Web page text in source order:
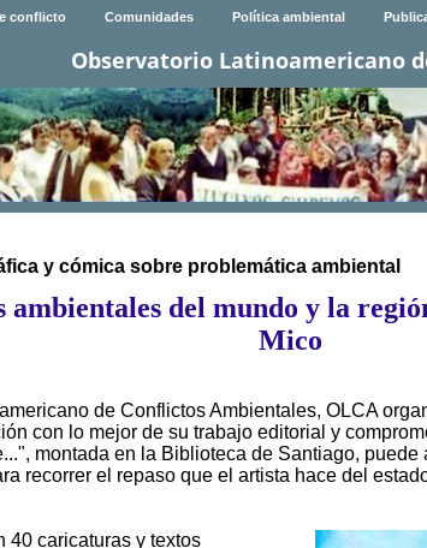
conflicto Comunidades Política ambiental
Observatorio Latinoamericano
y cómica sobre problemática ambiental
ambientales del mundo y la
Mico
de Conflictos Ambientales, OLCA
con lo mejor de su trabajo editorial y
montada en la Biblioteca de Santiago,
recorrer el repaso que el artista hace del
40 caricaturas y textos